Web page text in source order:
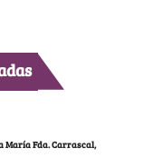
María Fda. Carrascal,